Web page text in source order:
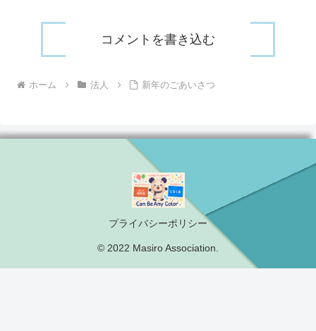
コメントを書き込む
ホーム 法人 新年のごあいさつ
プライバシーポリシー
© 2022 Masiro Association.